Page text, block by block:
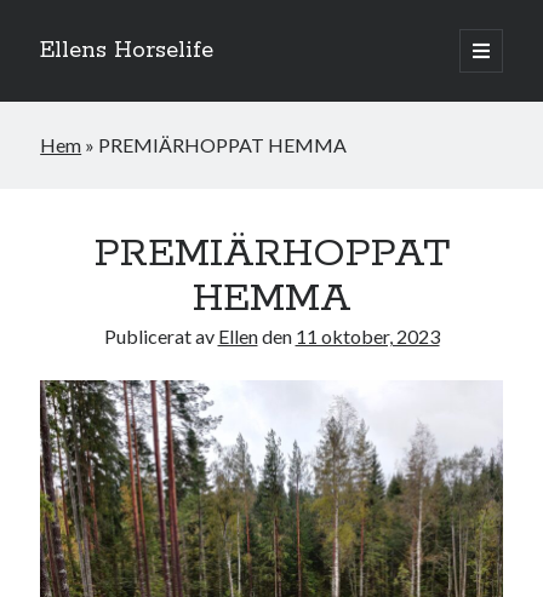
Ellens Horselife
öppna
primär
Sidopanel
Hej och välkomna till min blogg! Jag heter Ellen och är född 1996. På
denna bloggen kan ni följa min resa med hästarna, från ponnytävlingar i
dressyr & hoppning till MSV hopp & dressyr på stor häst.
Sök
Hem » PREMIÄRHOPPAT HEMMA
PREMIÄRHOPPAT
HEMMA
Publicerat av Ellenden 11 oktober, 2023